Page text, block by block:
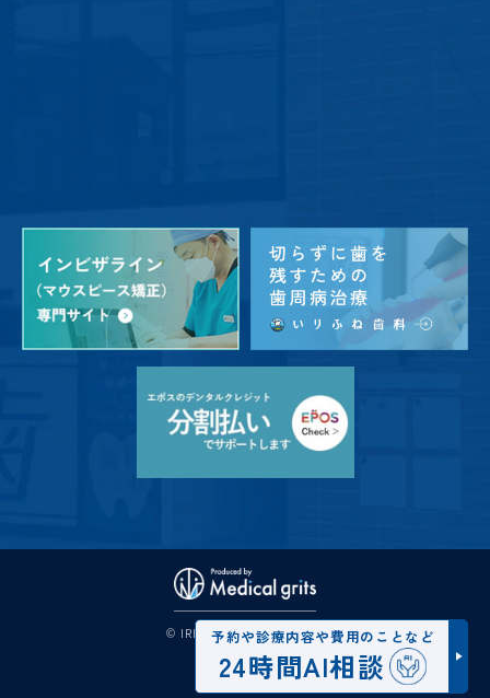
© IRIFUNE DENTAL CLINIC
予約や診療内容や費用のことなど
24時間AI相談